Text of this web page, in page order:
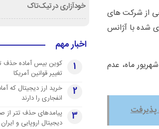
از شرکت های
شده با آژانس
ماه، عدم
پذیرفت
خودآزاری در تیک‌تاک
اخبار مهم
1
کوین بیس آماده حذف
تغییر قوانین آمریکا
2
خرید ارز دیجیتال که
انفجاری را دارند
3
پیامدهای حذف تتر از
دیجیتال اروپایی و ایران